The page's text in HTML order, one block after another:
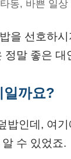
동, 바쁜 일
을 선호하
정말 좋은 대
일까요?
인데, 여
수 있었죠.